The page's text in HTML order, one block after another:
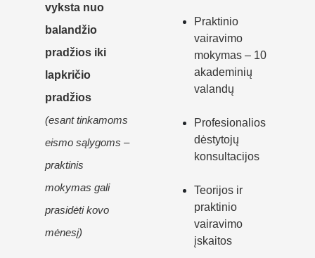
vyksta nuo
balandžio
pradžios iki
lapkričio
pradžios
(esant tinkamoms
eismo sąlygoms –
praktinis
mokymas gali
prasidėti kovo
mėnesį)
Praktinio
vairavimo
mokymas – 10
akademinių
valandų
Profesionalios
dėstytojų
konsultacijos
Teorijos ir
praktinio
vairavimo
įskaitos